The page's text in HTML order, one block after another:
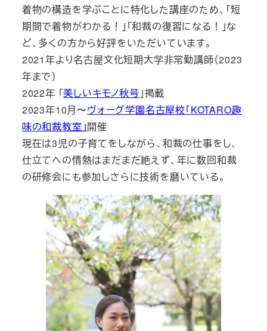
着物の構造を学ぶことに特化した講座のため、「短
期間で着物がわかる！」「和裁の復習になる！」な
ど、多くの方から好評をいただいています。
2021年より名古屋文化短期大学非常勤講師（2023
年まで）
2022年 「美しいキモノ秋号 」掲載
2023年10月〜ヴォーグ学園名古屋校「KOTARO趣
味の和裁教室」開催
現在は3児の子育てをしながら、和裁の仕事をし、
仕立てへの情熱はまだまだ絶えず、年に数回和裁
の研修会にも参加しさらに技術を磨いている。